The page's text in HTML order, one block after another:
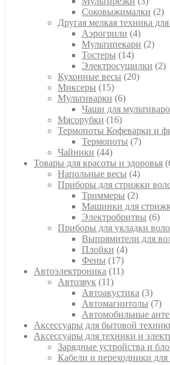
товара
Соковыжималки 22
Другая мелкая техника
Аэрогрили 44
товара
Мультипекари 22
Тостеры 1414
товаров
Электросушилки 22
Кухонные весы 2020
Миксеры 1515
товаров
Мультиварки 66
товаров
Чаши для
Мясорубки 1616
товаров
Термопоты Кофеварки и
Термопоты 77
Чайники 4444
товара
Товары для красоты и здоровья
Напольные весы 44
товара
Приборы для стрижки
Триммеры 22
товара
Машинки для
Электробритвы 66
Приборы для укладки
Выпрямители для
Плойки 44
Фены 1717
товаров
Автоэлектроника 1111
Автозвук 1111
товаров
Автоакустика 33
Автомагнитолы 77
Автомобильные
Аксессуары для бытовой
Аксессуары для техники и
Зарядные устройства и
Кабели и переходники для